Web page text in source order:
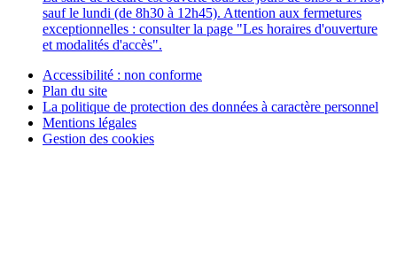
sauf le lundi (de 8h30 à 12h45). Attention aux fermetures
exceptionnelles : consulter la page "Les horaires d'ouverture
et modalités d'accès".
Accessibilité : non conforme
Plan du site
La politique de protection des données à caractère personnel
Mentions légales
Gestion des cookies